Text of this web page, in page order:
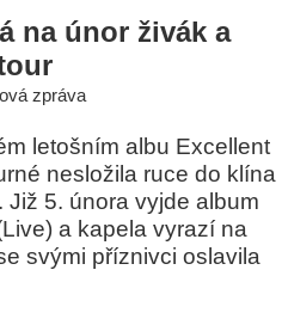
na únor živák a
zpráva
letošním albu Excellent
nesložila ruce do klína
5. února vyjde album
a kapela vyrazí na
svými příznivci oslavila